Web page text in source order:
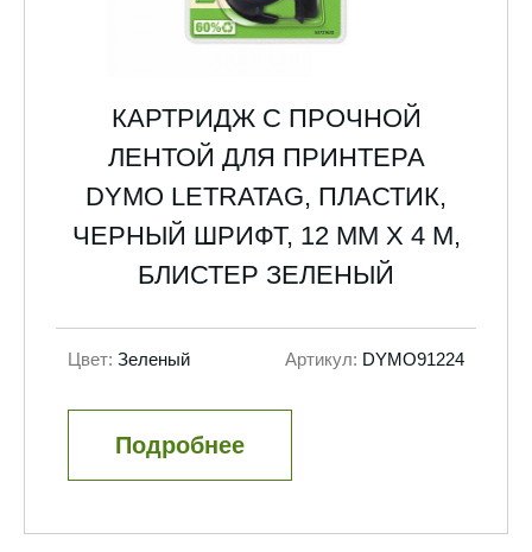
КАРТРИДЖ С ПРОЧНОЙ
ЛЕНТОЙ ДЛЯ ПРИНТЕРА
DYMO LETRATAG, ПЛАСТИК,
ЧЕРНЫЙ ШРИФТ, 12 ММ Х 4 М,
БЛИСТЕР ЗЕЛЕНЫЙ
Цвет: Зеленый Артикул: DYMO91224
Подробнее